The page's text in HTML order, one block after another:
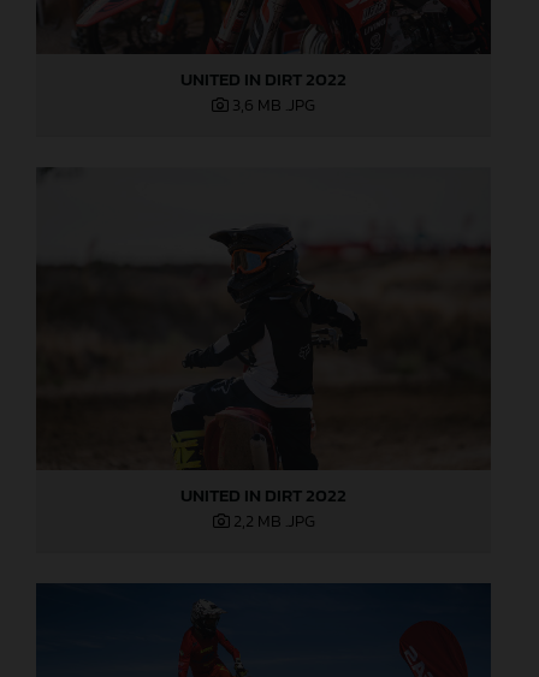
UNITED IN DIRT 2022
3,6 MB .JPG
UNITED IN DIRT 2022
2,2 MB .JPG